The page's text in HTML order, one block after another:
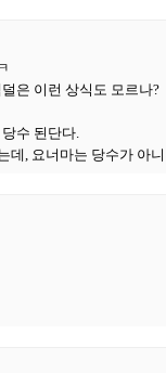
은 이런 상식도 모르나?
수 된단다.
데, 요너마는 당수가 아